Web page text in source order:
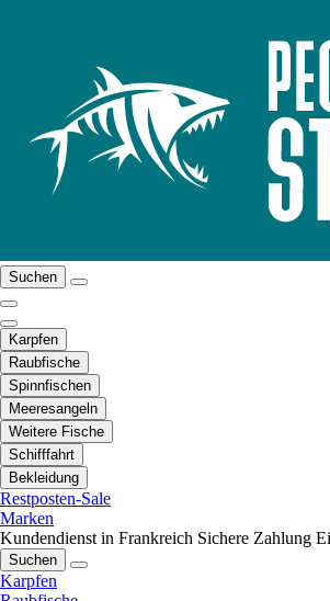
Suchen
Karpfen
Raubfische
Spinnfischen
Meeresangeln
Weitere Fische
Schifffahrt
Bekleidung
Restposten-Sale
Marken
Kundendienst in Frankreich Sichere Zahlung
Suchen
Karpfen